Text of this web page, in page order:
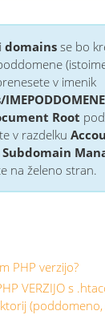
domains se bo
v imenik
Root
v razdelku
Subdomain
na želeno stran.
PHP verzijo?
VERZIJO s